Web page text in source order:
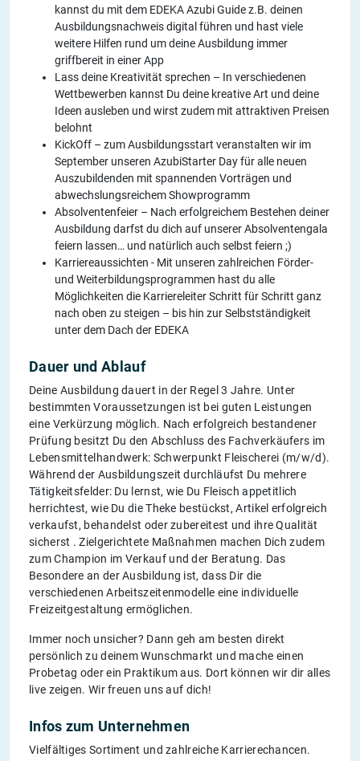
kannst du mit dem EDEKA Azubi Guide z.B. deinen
Ausbildungsnachweis digital führen und hast viele
weitere Hilfen rund um deine Ausbildung immer
griffbereit in einer App
Lass deine Kreativität sprechen – In verschiedenen
Wettbewerben kannst Du deine kreative Art und deine
Ideen ausleben und wirst zudem mit attraktiven Preisen
belohnt
KickOff – zum Ausbildungsstart veranstalten wir im
September unseren AzubiStarter Day für alle neuen
Auszubildenden mit spannenden Vorträgen und
abwechslungsreichem Showprogramm
Absolventenfeier – Nach erfolgreichem Bestehen deiner
Ausbildung darfst du dich auf unserer Absolventengala
feiern lassen… und natürlich auch selbst feiern ;)
Karriereaussichten - Mit unseren zahlreichen Förder-
und Weiterbildungsprogrammen hast du alle
Möglichkeiten die Karriereleiter Schritt für Schritt ganz
nach oben zu steigen – bis hin zur Selbstständigkeit
unter dem Dach der EDEKA
Dauer und Ablauf
Deine Ausbildung dauert in der Regel 3 Jahre. Unter
bestimmten Voraussetzungen ist bei guten Leistungen
eine Verkürzung möglich. Nach erfolgreich bestandener
Prüfung besitzt Du den Abschluss des Fachverkäufers im
Lebensmittelhandwerk: Schwerpunkt Fleischerei (m/w/d).
Während der Ausbildungszeit durchläufst Du mehrere
Tätigkeitsfelder: Du lernst, wie Du Fleisch appetitlich
herrichtest, wie Du die Theke bestückst, Artikel erfolgreich
verkaufst, behandelst oder zubereitest und ihre Qualität
sicherst . Zielgerichtete Maßnahmen machen Dich zudem
zum Champion im Verkauf und der Beratung. Das
Besondere an der Ausbildung ist, dass Dir die
verschiedenen Arbeitszeitenmodelle eine individuelle
Freizeitgestaltung ermöglichen.
Immer noch unsicher? Dann geh am besten direkt
persönlich zu deinem Wunschmarkt und mache einen
Probetag oder ein Praktikum aus. Dort können wir dir alles
live zeigen. Wir freuen uns auf dich!
Infos zum Unternehmen
Vielfältiges Sortiment und zahlreiche Karrierechancen.